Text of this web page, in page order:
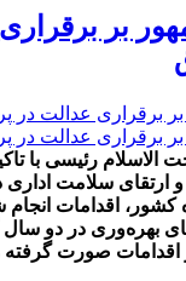
بر
الاسلام رئیسی با
ارتقای سلامت اداری
کشور، اقدامات انجام
بهره‌وری در دو سال
اقدامات صورت گرفته